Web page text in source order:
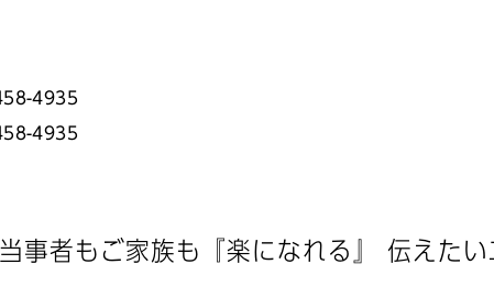
4935
4935
事者もご家族も『楽になれる』 伝えた